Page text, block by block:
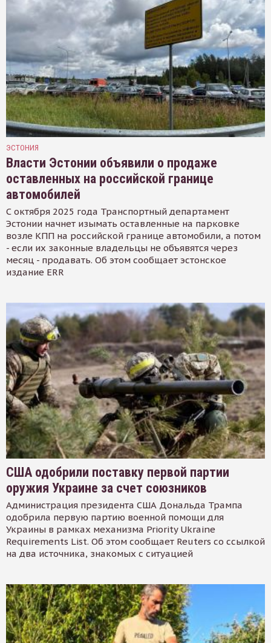
ЭСТОНИЯ
Власти Эстонии объявили о продаже
оставленных на российской границе
автомобилей
С октября 2025 года Транспортный департамент
Эстонии начнет изымать оставленные на парковке
возле КПП на российской границе автомобили, а потом
- если их законные владельцы не объявятся через
месяц - продавать. Об этом сообщает эстонское
издание ERR
США одобрили поставку первой партии
оружия Украине за счет союзников
Администрация президента США Дональда Трампа
одобрила первую партию военной помощи для
Украины в рамках механизма Priority Ukraine
Requirements List. Об этом сообщает Reuters со ссылкой
на два источника, знакомых с ситуацией